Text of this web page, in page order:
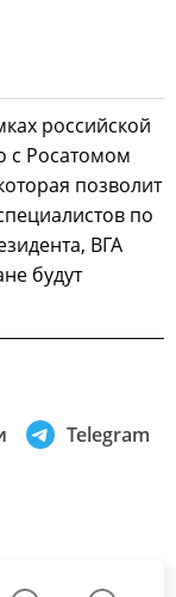
российской
с Росатомом
позволит
по
ВГА
будут
Telegram